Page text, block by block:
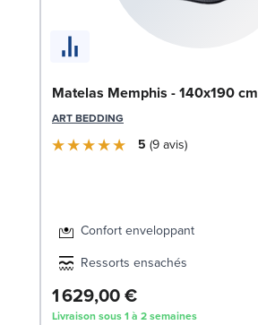
Matelas Memphis - 140x190 cm
ART BEDDING
5 9avis
Confort enveloppant
Ressorts ensachés
1 629,00 €
Livraison sous 1 à 2 semaines